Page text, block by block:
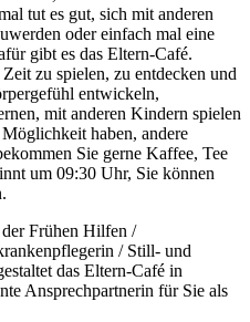
tut es gut, sich mit anderen
oder einfach mal eine
gibt es das Eltern-Café.
zu spielen, zu entdecken und
entwickeln,
mit anderen Kindern spielen
haben, andere
Sie gerne Kaffee, Tee
um 09:30 Uhr, Sie können
Frühen Hilfen /
/ Still- und
das Eltern-Café in
Ansprechpartnerin für Sie als